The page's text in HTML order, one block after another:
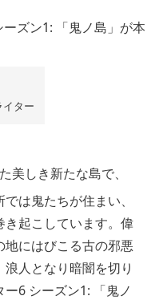
ター
美しき新たな島で、
は鬼たちが住まい、
起こしています。偉
にはびこる古の邪悪
人となり暗闇を切り
6 シーズン1: 「鬼ノ